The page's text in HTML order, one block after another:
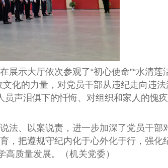
在展示大厅依次参观了“初心使命”“水清莲
化的力量，对党员干部从违纪走向违
声泪俱下的忏悔、对组织和家人的愧
法、以案说责，进一步加深了党员干部
，把遵规守纪内化于心外化于行，强化
质量发展。
（机关党委 ）